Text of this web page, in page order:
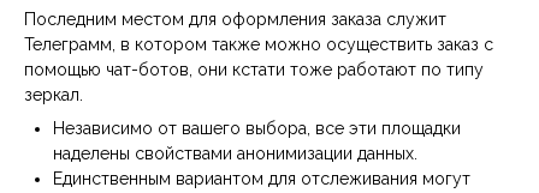
Последним местом для оформления заказа служит
Телеграмм, в котором также можно осуществить заказ с
помощью чат-ботов, они кстати тоже работают по типу
зеркал.
Независимо от вашего выбора, все эти площадки
наделены свойствами анонимизации данных.
Единственным вариантом для отслеживания могут